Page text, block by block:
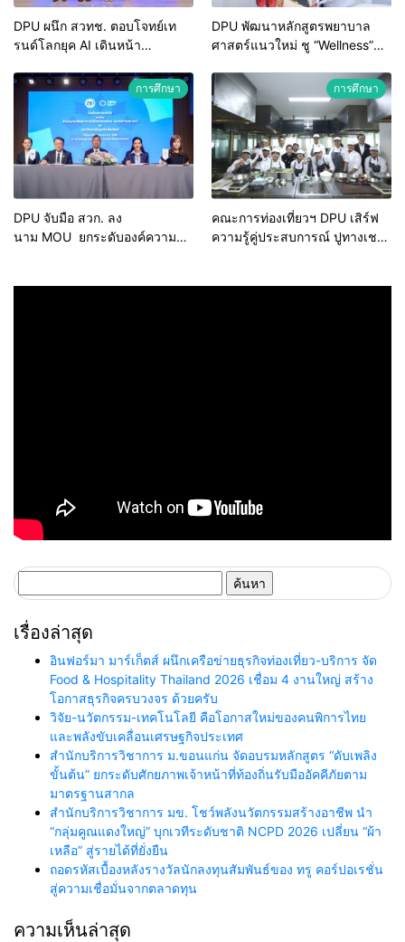
DPU ผนึก สวทช. ตอบโจทย์เท
รนด์โลกยุค AI เดินหน้า
ระดับการใช้งานจริงในชีวิต-
DPU พัฒนาหลักสูตรพยาบาล
ศาสตร์แนวใหม่ ชู “Wellness”
สังคมสุขภาพยุคใหม่
การศึกษา
DPU จับมือ สวก. ลง
นาม MOU ยกระดับองค์ความรู้
การศึกษา
คณะการท่องเที่ยวฯ DPU เสิร์ฟ
ความรู้คู่ประสบการณ์ ปูทางเชฟ
สำหรับ:
เรื่องล่าสุด
อินฟอร์มา มาร์เก็ตส์ ผนึกเครือข่ายธุรกิจท่องเที่ยว-บริการ จัด
Food & Hospitality Thailand 2026 เชื่อม 4 งานใหญ่ สร้าง
โอกาสธุรกิจครบวงจร ด้วยครับ
วิจัย-นวัตกรรม-เทคโนโลยี คือโอกาสใหม่ของคนพิการไทย
และพลังขับเคลื่อนเศรษฐกิจประเทศ
สำนักบริการวิชาการ ม.ขอนแก่น จัดอบรมหลักสูตร “ดับเพลิง
ขั้นต้น” ยกระดับศักยภาพเจ้าหน้าที่ท้องถิ่นรับมืออัคคีภัยตาม
มาตรฐานสากล
สำนักบริการวิชาการ มข. โชว์พลังนวัตกรรมสร้างอาชีพ นำ
“กลุ่มคูณแดงใหญ่” บุกเวทีระดับชาติ NCPD 2026 เปลี่ยน “ผ้า
เหลือ” สู่รายได้ที่ยั่งยืน
ถอดรหัสเบื้องหลังรางวัลนักลงทุนสัมพันธ์ของ ทรู คอร์ปอเรชั่น
สู่ความเชื่อมั่นจากตลาดทุน
ความเห็นล่าสุด